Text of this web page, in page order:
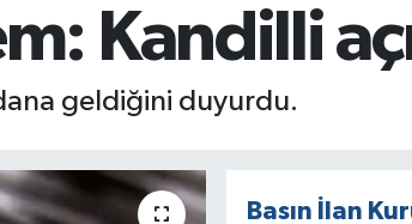
Kandilli
geldiğini duyurdu.
Basın İlan